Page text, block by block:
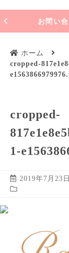
お問い
ホーム
cropped-
cropped-
1-
2019年7月23日